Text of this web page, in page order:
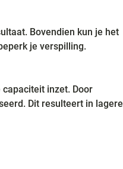
Bovendien kun je het
je verspilling.
inzet. Door
Dit resulteert in lagere